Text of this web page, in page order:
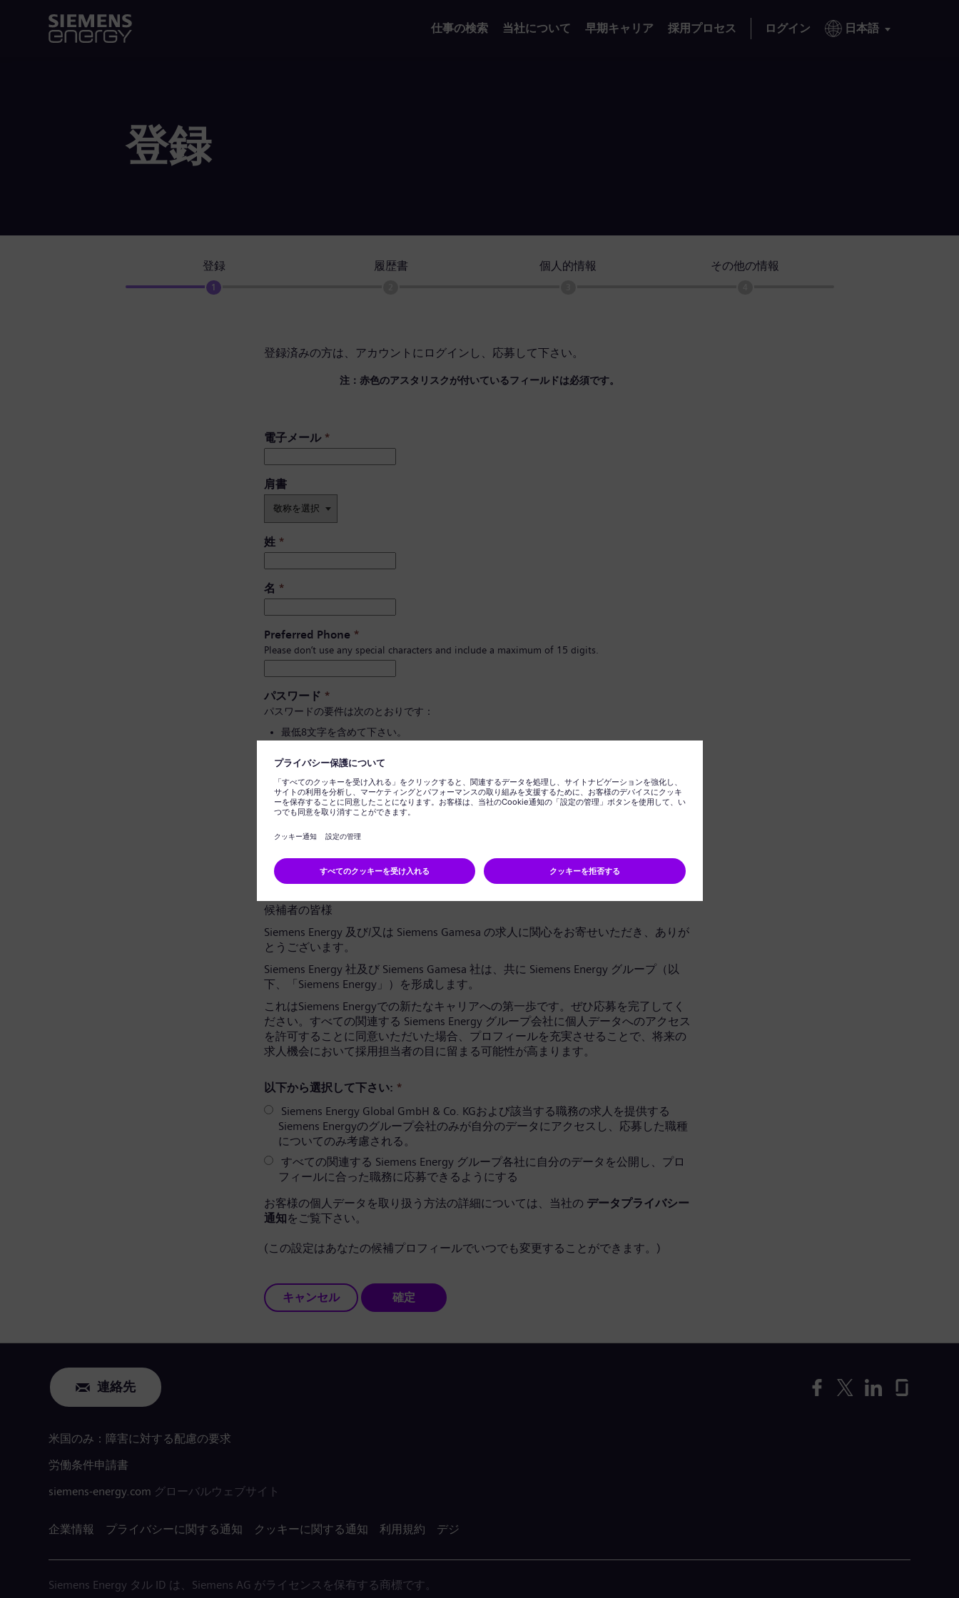
仕事の検索 当社について 早期キャリア 採用プロセス ログイン 日本語
登録
登録
1
履歴書 個人的情報 その他の情報
登録済みの方は、 アカウントにログイン し、応募して下さい。
注：赤色のアスタリスクが付いているフィールドは必須です。
電子メール*
肩書 ​
姓 *
名 *
Preferred Phone *
Please don’t use any special characters and include a maximum of 15 digits.
パスワード *
パスワードの要件は次のとおりです：
最低8文字を含めて下さい。
個人情報を含めないで下さい。
一般的に使用される言葉を含めないで下さい。
パスワードの確定*
データプライバシー通知
候補者の皆様
Siemens Energy 及び/又は Siemens Gamesa の求人に関心をお寄せいただき、ありが
とうございます。
Siemens Energy 社及び Siemens Gamesa 社は、共に Siemens Energy グループ（以
下、「Siemens Energy」）を形成します。
これはSiemens Energyでの新たなキャリアへの第一歩です。ぜひ応募を完了してく
ださい。すべての関連する Siemens Energy グループ会社に個人データへのアクセス
を許可することに同意いただいた場合、プロフィールを充実させることで、将来の
求人機会において採用担当者の目に留まる可能性が高まります。
以下から選択して下さい: *
Siemens Energy Global GmbH & Co. KGおよび該当する職務の求人を提供する
Siemens Energyのグループ会社のみが自分のデータにアクセスし、応募した職種
についてのみ考慮される。
すべての関連する Siemens Energy グループ各社に自分のデータを公開し、プロ
フィールに合った職務に応募できるようにする
お客様の個人データを取り扱う方法の詳細については、当社の データプライバシー
通知をご覧下さい。
(この設定はあなたの候補プロフィールでいつでも変更することができます。)
キャンセル 確定
連絡先
米国のみ：障害に対する配慮の要求
労働条件申請書
siemens-energy.com グローバルウェブサイト
企業情報 プライバシーに関する通知 クッキーに関する通知 利用規約 デジ
Siemens Energy タル ID は、Siemens AG がライセンスを保有する商標です。